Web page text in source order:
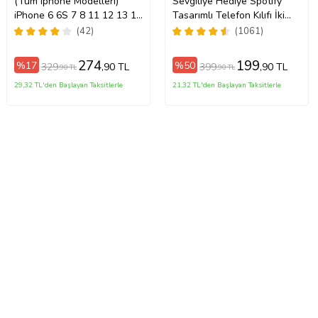
17/17Air/17Pro/17ProMax
iPhone 6 6S 7 8 11 12 13 14
15 16 17 Pro Max Plus Mini
Fotoğraflı Kılıf
(42)
%17 329,90 TL 274,90 TL
29,32 TL'den Başlayan Taksitlerle
Tasarımlı Telefon Kılıfı İki
Anahtarlık Hediyeli
(1061)
%50 399,90 TL 199,90 TL
21,32 TL'den Başlayan Taksitlerle